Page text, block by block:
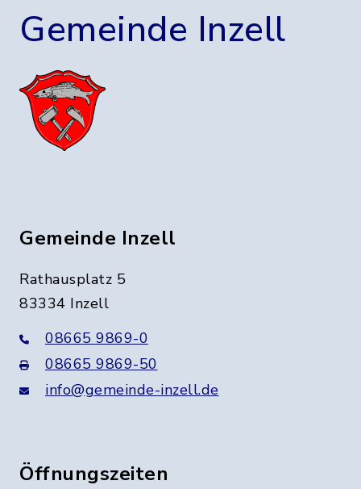
Gemeinde Inzell
Gemeinde Inzell
Rathausplatz 5
83334 Inzell
08665 9869-0
08665 9869-50
info@gemeinde-inzell.de
Öffnungszeiten